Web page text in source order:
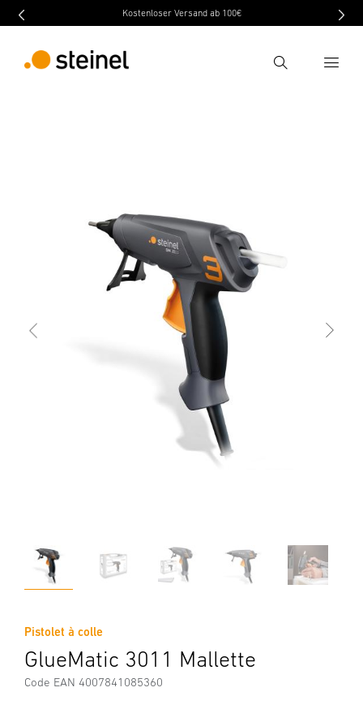
Kostenloser Versand ab 100€
Recherche
Pistolet à colle
GlueMatic 3011 Mallette
Code EAN 4007841085360